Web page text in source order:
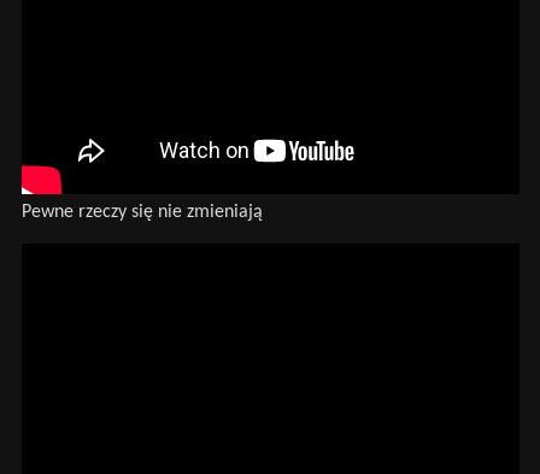
Pewne rzeczy się nie zmieniają